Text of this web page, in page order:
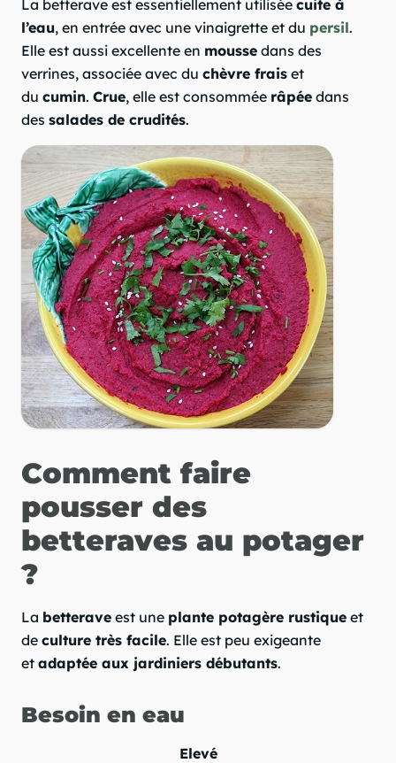
La betterave est essentiellement utilisée cuite à
l’eau, en entrée avec une vinaigrette et du persil.
Elle est aussi excellente en mousse dans des
verrines, associée avec du chèvre frais et
du cumin. Crue, elle est consommée râpée dans
des salades de crudités.
Comment faire
pousser des
betteraves au potager
?
La betterave est une plante potagère rustique et
de culture très facile. Elle est peu exigeante
et adaptée aux jardiniers débutants.
Besoin en eau
Elevé